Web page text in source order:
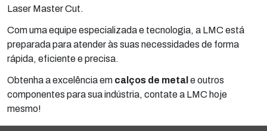
Laser Master Cut.
Com uma equipe especializada e tecnologia, a LMC está
preparada para atender às suas necessidades de forma
rápida, eficiente e precisa.
Obtenha a excelência em calços de metal e outros
componentes para sua indústria, contate a LMC hoje
mesmo!